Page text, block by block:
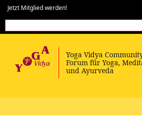
Jetzt Mitglied werden!